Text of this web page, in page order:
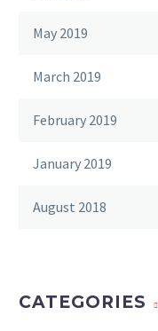
May 2019
March 2019
February 2019
January 2019
August 2018
CATEGORIES